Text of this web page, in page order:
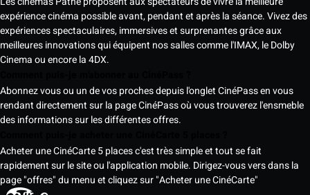
expérience cinéma possible avant, pendant et après la séance. Vivez des
expériences spectaculaires, immersives et surprenantes grâce aux
meilleures innovations qui équipent nos salles comme l'IMAX, le Dolby
Cinema ou encore la 4DX.
Abonnez vous ou un de vos proches depuis l'onglet CinéPass en vous
rendant directement sur la page CinéPass où vous trouverez l'ensmeble
des informations sur les différentes offres.
Acheter une CinéCarte 5 places c'est très simple et tout se fait
rapidement sur le site ou l'application mobile. Dirigez-vous vers dans la
page "offres" du menu et cliquez sur "Acheter une CinéCarte"